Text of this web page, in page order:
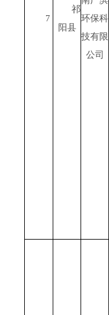
7
祁
阳县
环保科
技有限
公司